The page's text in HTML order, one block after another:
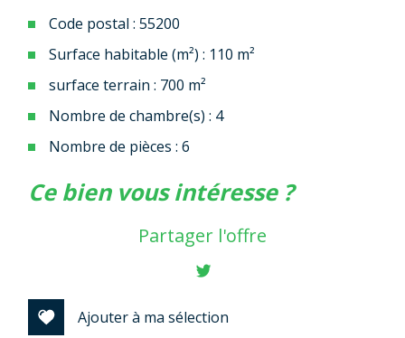
Code postal : 55200
Surface habitable (m²) : 110 m²
surface terrain : 700 m²
Nombre de chambre(s) : 4
Nombre de pièces : 6
la ville de commercy (55200)
ce bien vous intéresse ?
Partager l'offre
Ajouter à ma sélection